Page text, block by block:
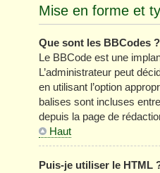
Mise en forme et
Que sont les BBCodes ?
Le BBCode est une
L’administrateur peut
en utilisant l’option
balises sont incluses
depuis la page de
Haut
Puis-je utiliser le HTML